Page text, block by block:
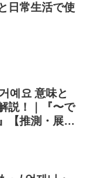
日常生活で使
예요 意味と
説！｜『〜で
【推測・展